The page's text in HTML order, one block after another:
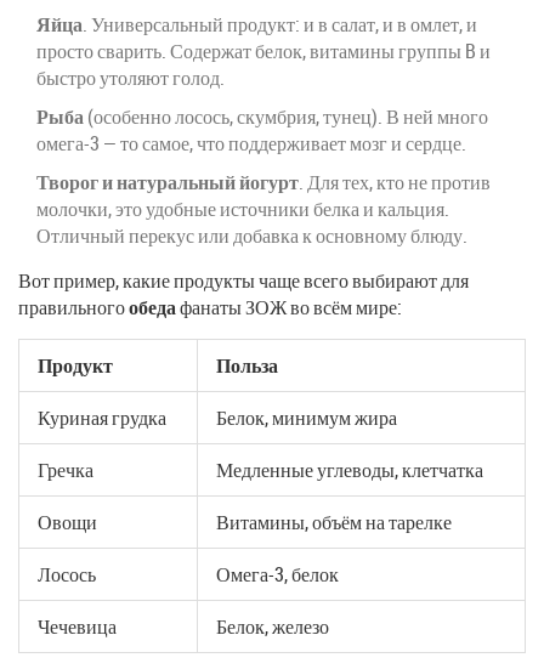
Яйца. Универсальный продукт: и в салат, и в омлет, и
просто сварить. Содержат белок, витамины группы B и
быстро утоляют голод.
Рыба(особенно лосось, скумбрия, тунец). В ней много
омега-3 — то самое, что поддерживает мозг и сердце.
Творог и натуральный йогурт. Для тех, кто не против
молочки, это удобные источники белка и кальция.
Отличный перекус или добавка к основному блюду.
Вот пример, какие продукты чаще всего выбирают для
правильногообедафанаты ЗОЖ во всём мире:
Продукт
Польза
Куриная грудка
Белок, минимум жира
Гречка
Медленные углеводы, клетчатка
Овощи
Витамины, объём на тарелке
Лосось
Омега-3, белок
Чечевица
Белок, железо